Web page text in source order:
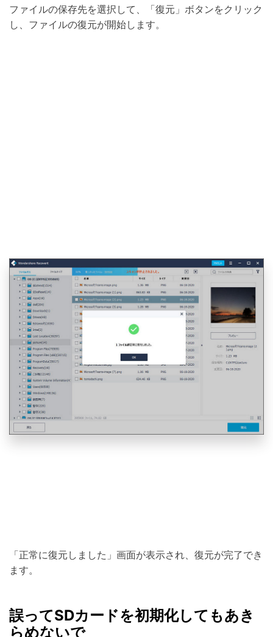
ファイルの保存先を選択して、「復元」ボタンをクリック
し、ファイルの復元が開始します。
「正常に復元しました」画面が表示され、復元が完了でき
ます。
誤ってSDカードを初期化してもあき
らめないで